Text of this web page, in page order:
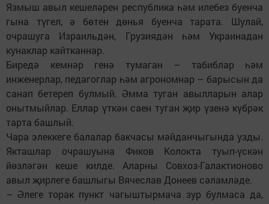
Язмыш авыл кешеләрен республика һәм илебез буенча
гына түгел, ә бөтен дөнья буенча тарата. Шулай,
очрашуга Израильдән, Грузиядән һәм Украинадан
кунаклар кайтканнар.
Биредә кемнәр генә тумаган – табиблар һәм
инженерлар, педагоглар һәм агрономнар – барысын да
санап бетереп булмый. Әмма туган авылларын алар
онытмыйлар. Еллар үткән саен туган җир үзенә күбрәк
тарта башлый.
Чара элеккеге балалар бакчасы мәйдан­чыгында узды.
Якташлар очрашуына Фиков Колокта туып-үскән
йөзләгән кеше килде. Аларны Совхоз-Галактионово
авыл җирлеге башлыгы Вячеслав Донеев сәламләде.
– Әлеге торак пункт чагыштырмача зур булмаса да,